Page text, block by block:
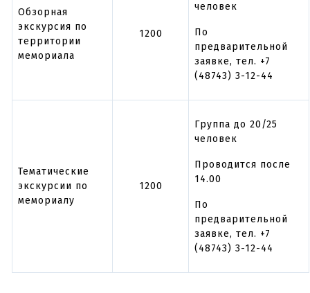
Обзорная
экскурсия по
территории
мемориала
1200
человек
По
предварительной
заявке, тел. +7
(48743) 3-12-44
Тематические
экскурсии по
мемориалу
1200
Группа до 20/25
человек
Проводится после
14.00
По
предварительной
заявке, тел. +7
(48743) 3-12-44